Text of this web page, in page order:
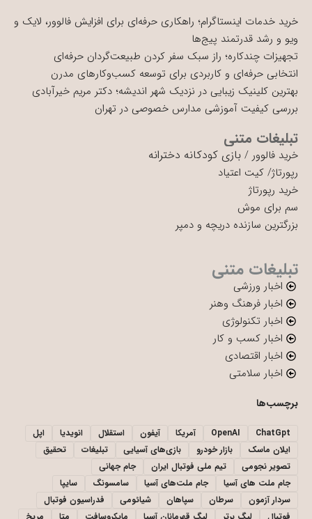
خرید خدمات اینستاگرام؛ راهکاری حرفه‌ای برای افزایش فالوور، لایک و
ویو و رشد قدرتمند پیج‌ها
تجهیزات چندکاره؛ راز سبک سفر کردن طبیعت‌گردان حرفه‌ای
انتخابی حرفه‌ای و کاربردی برای توسعه کسب‌وکارهای مدرن
بهترین کلینیک زیبایی در نزدیک شهر اندیشه؛ دکتر مریم خیرآبادی
بررسی کیفیت آموزشی مدارس خصوصی در تهران
تبلیغات متنی
خرید فالوور / بازی کودکانه دخترانه
رپورتاژ/ کیت اعتیاد
خرید رپورتاژ
سم برای موش
بزرگترین سازنده دریچه و دمپر
تبلیغات متنی
اخبار ورزشی
اخبار فرهنگ وهنر
اخبار تکنولوژی
اخبار کسب و کار
اخبار اقتصادی
اخبار سلامتی
برچسب‌ها
ChatGpt
OpenAI آمریکا آیفون استقلال انویدیا
اپل
ایلان ماسک
بازار خودرو بازی‌های آسیایی تبلیغات
تحقیق
تصویر نجومی
تیم ملی فوتبال ایران
جام جهانی
جام ملت های آسیا
جام ملت‌های آسیا سامسونگ
سایپا
سردار آزمون
سرطان سپاهان شیائومی
فدراسیون فوتبال
فوتبال
لیگ برتر لیگ قهرمانان آسیا مایکروسافت متا مریخ